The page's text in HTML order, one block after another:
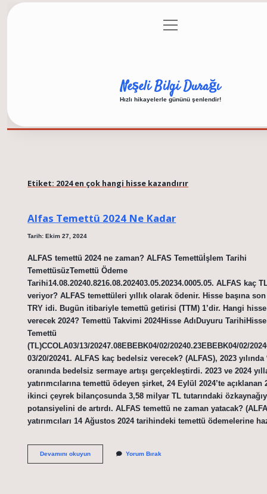
Gizlilik Politikasımenüyü
aç
Neşeli Bilgi Durağı
Hızlı hikayelerle gününü şenlendir!
Etiket: 2024 en çok hangi hisse kazandırır
Alfas Temettü 2024 Ne Kadar
Tarih: Ekim 27, 2024
ALFAS temettü 2024 ne zaman? ALFAS Temettüİşlem Tarihi
TemettüsüzTemettü Ödeme
Tarihi14.08.20240.8216.08.202403.05.20234.0005.05. ALFAS kaç
veriyor? ALFAS temettüleri yıllık olarak ödenir. Hisse başına
TRY idi. Bugün itibariyle temettü getirisi (TTM) 1’dir. Hangi
verecek 2024? Temettü Takvimi 2024Hisse AdıDuyuru TarihiHisse
Temettü
(TL)CCOLA03/13/20247.08EBEBK04/02/20240.23EBEBK04/02/
03/20/20241. ALFAS kaç bedelsiz verecek? (ALFAS), 2023 yılında
oranında bedelsiz sermaye artışı gerçekleştirdi. 2023 ve 2024
yatırımcılarına temettü ödeyen şirket, 24 Eylül 2024’te açıklanan
ikinci çeyrek bilançosunda 3,58 milyar TL tutarındaki
potansiyelini de artırdı. ALFAS temettü ne zaman yatacak?
yatırımcıları 14 Ağustos 2024 tarihindeki temettü ödemelerine
Devamını okuyunAlfas
Yorum Bırak